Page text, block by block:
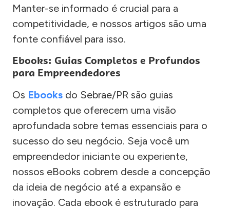
Manter-se informado é crucial para a
competitividade, e nossos artigos são uma
fonte confiável para isso.
Ebooks: Guias Completos e Profundos
para Empreendedores
Os Ebooks do Sebrae/PR são guias
completos que oferecem uma visão
aprofundada sobre temas essenciais para o
sucesso do seu negócio. Seja você um
empreendedor iniciante ou experiente,
nossos eBooks cobrem desde a concepção
da ideia de negócio até a expansão e
inovação. Cada ebook é estruturado para